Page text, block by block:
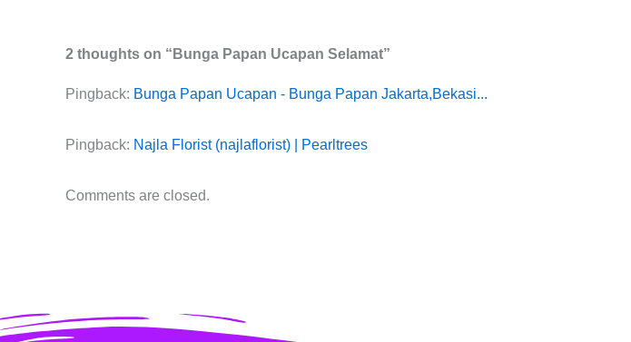
2 thoughts on “Bunga Papan Ucapan Selamat”
Pingback: Bunga Papan Ucapan - Bunga Papan Jakarta,Bekasi...
Pingback: Najla Florist (najlaflorist) | Pearltrees
Comments are closed.